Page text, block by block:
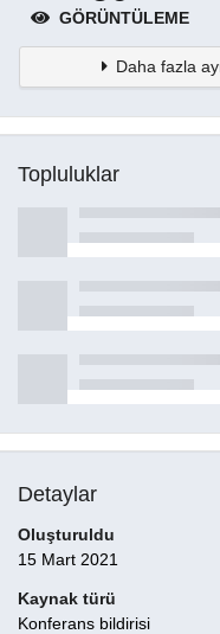
GÖRÜNTÜLEME
Daha fazla
Topluluklar
Detaylar
Oluşturuldu
15 Mart 2021
Kaynak türü
Konferans bildirisi